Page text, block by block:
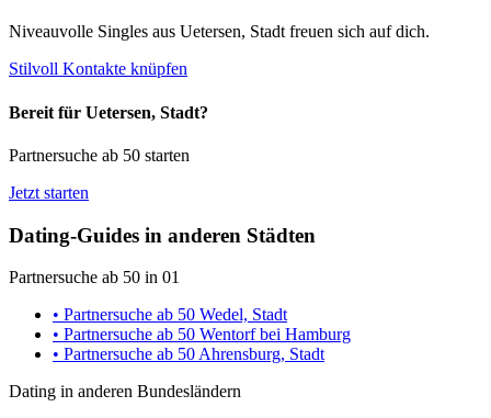
Niveauvolle Singles aus Uetersen, Stadt freuen sich auf dich.
Stilvoll Kontakte knüpfen
Bereit für Uetersen, Stadt?
Partnersuche ab 50 starten
Jetzt starten
Dating-Guides in anderen Städten
Partnersuche ab 50 in 01
• Partnersuche ab 50 Wedel, Stadt
• Partnersuche ab 50 Wentorf bei Hamburg
• Partnersuche ab 50 Ahrensburg, Stadt
Dating in anderen Bundesländern